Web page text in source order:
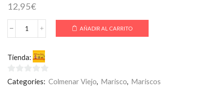
12,95€
Gambas
cantidad
AÑADIR AL CARRITO
Tienda:
0
Categories: Colmenar Viejo Marisco Mariscos